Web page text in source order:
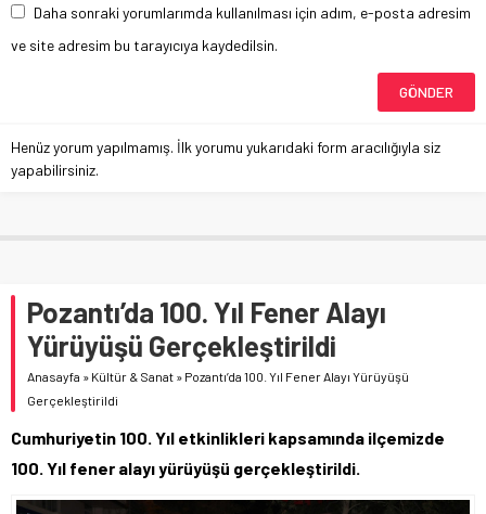
Daha sonraki yorumlarımda kullanılması için adım, e-posta adresim
ve site adresim bu tarayıcıya kaydedilsin.
Henüz yorum yapılmamış. İlk yorumu yukarıdaki form aracılığıyla siz
yapabilirsiniz.
Pozantı’da 100. Yıl Fener Alayı
Yürüyüşü Gerçekleştirildi
Anasayfa » Kültür & Sanat » Pozantı’da 100. Yıl Fener Alayı Yürüyüşü
Gerçekleştirildi
Cumhuriyetin 100. Yıl etkinlikleri kapsamında ilçemizde
100. Yıl fener alayı yürüyüşü gerçekleştirildi.